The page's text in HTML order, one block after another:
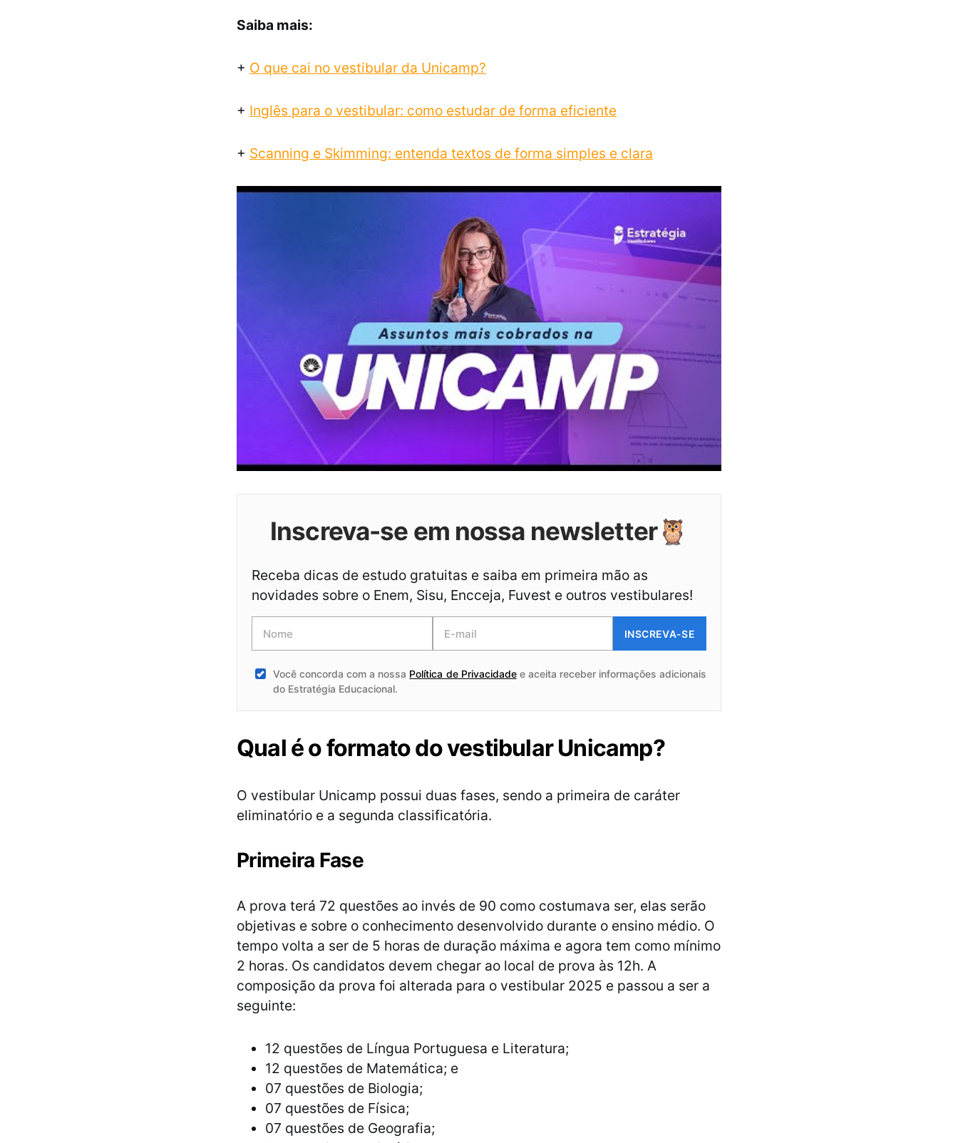
Saiba mais:
+ O que cai no vestibular da Unicamp?
+ Inglês para o vestibular: como estudar de forma eficiente
+ Scanning e Skimming: entenda textos de forma simples e clara
Inscreva-se em nossa newsletter🦉
Receba dicas de estudo gratuitas e saiba em primeira mão as
novidades sobre o Enem, Sisu, Encceja, Fuvest e outros vestibulares!
INSCREVA-SE
Você concorda com a nossa Política de Privacidadee aceita receber informações adicionais
do Estratégia Educacional.
Qual é o formato do vestibular Unicamp?
O vestibular Unicamp possui duas fases, sendo a primeira de caráter
eliminatório e a segunda classificatória.
Primeira Fase
A prova terá 72 questões ao invés de 90 como costumava ser, elas serão
objetivas e sobre o conhecimento desenvolvido durante o ensino médio. O
tempo volta a ser de 5 horas de duração máxima e agora tem como mínimo
2 horas. Os candidatos devem chegar ao local de prova às 12h. A
composição da prova foi alterada para o vestibular 2025 e passou a ser a
seguinte:
12 questões de Língua Portuguesa e Literatura;
12 questões de Matemática; e
07 questões de Biologia;
07 questões de Física;
07 questões de Geografia;